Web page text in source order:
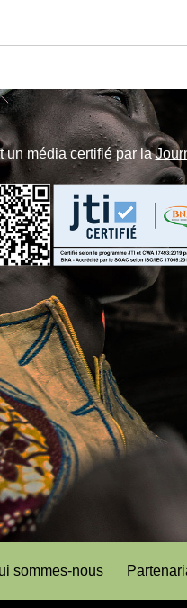
un média certifié par la
sommes-nous